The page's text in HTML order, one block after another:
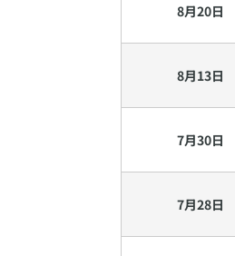
8月20日
8月13日
7月30日
7月28日